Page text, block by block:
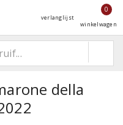
verlanglijst
0
winkelwagen
della